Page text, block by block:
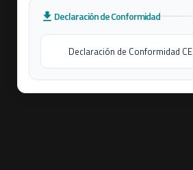
Declaración de Conformidad
Declaración de Conformidad CE